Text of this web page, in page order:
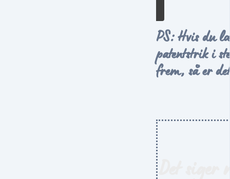
PS: Hvis du
patentstrik i
frem, så er